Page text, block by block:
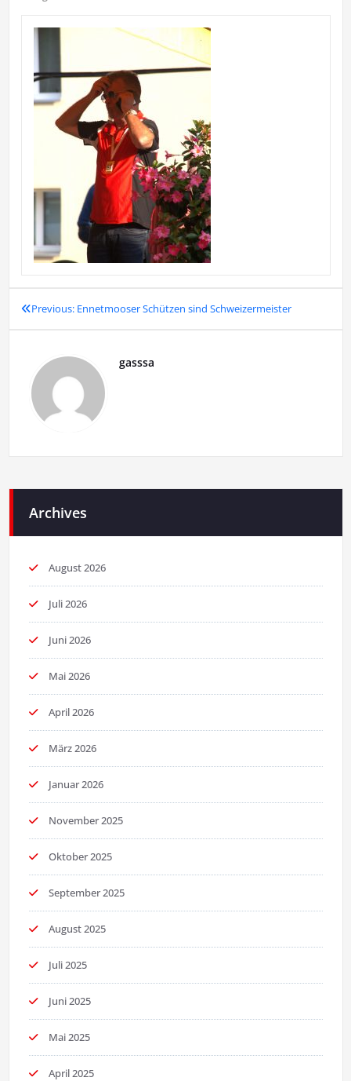
Beitragsnavigation
Previous: Ennetmooser Schützen sind Schweizermeister
gasssa
Archives
August 2026
Juli 2026
Juni 2026
Mai 2026
April 2026
März 2026
Januar 2026
November 2025
Oktober 2025
September 2025
August 2025
Juli 2025
Juni 2025
Mai 2025
April 2025